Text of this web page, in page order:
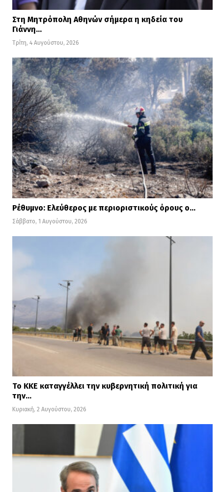
Στη Μητρόπολη Αθηνών σήμερα η κηδεία του
Γιάννη…
Τρίτη, 4 Αυγούστου, 2026
Ρέθυμνο: Ελεύθερος με περιοριστικούς όρους ο…
Σάββατο, 1 Αυγούστου, 2026
Το ΚΚΕ καταγγέλλει την κυβερνητική πολιτική για
την…
Κυριακή, 2 Αυγούστου, 2026